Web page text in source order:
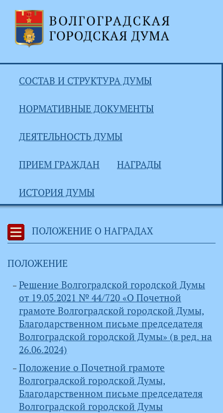
СОСТАВ И СТРУКТУРА ДУМЫ
НОРМАТИВНЫЕ ДОКУМЕНТЫ
ДЕЯТЕЛЬНОСТЬ ДУМЫ
ПРИЕМ ГРАЖДАН НАГРАДЫ
ИСТОРИЯ ДУМЫ
ПОЛОЖЕНИЕ О НАГРАДАХ
ПОЛОЖЕНИЕ
Решение Волгоградской городской Думы
от 19.05.2021 № 44/720 «О Почетной
грамоте Волгоградской городской Думы,
Благодарственном письме председателя
Волгоградской городской Думы» (в ред. на
26.06.2024)
Положение о Почетной грамоте
Волгоградской городской Думы,
Благодарственном письме председателя
Волгоградской городской Думы